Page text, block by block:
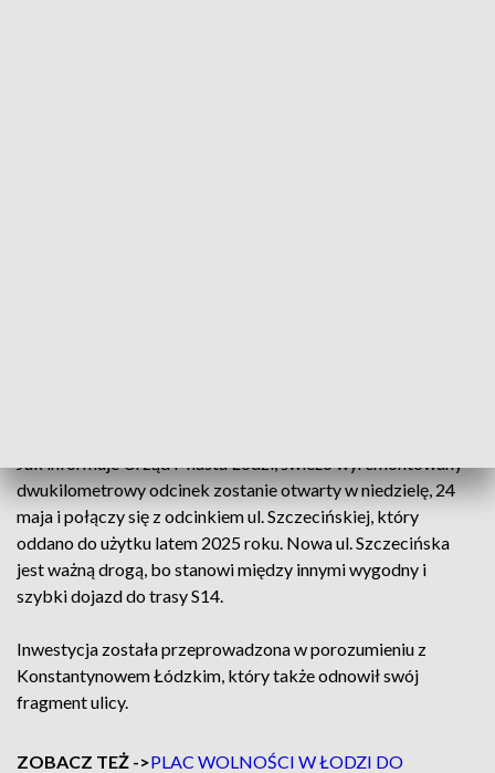
Jak informuje Urząd Miasta Łodzi, świeżo wyremontowany
dwukilometrowy odcinek zostanie otwarty w niedzielę, 24
maja i połączy się z odcinkiem ul. Szczecińskiej, który
oddano do użytku latem 2025 roku. Nowa ul. Szczecińska
jest ważną drogą, bo stanowi między innymi wygodny i
szybki dojazd do trasy S14.
Inwestycja została przeprowadzona w porozumieniu z
Konstantynowem Łódzkim, który także odnowił swój
fragment ulicy.
ZOBACZ TEŻ ->PLAC WOLNOŚCI W ŁODZI DO